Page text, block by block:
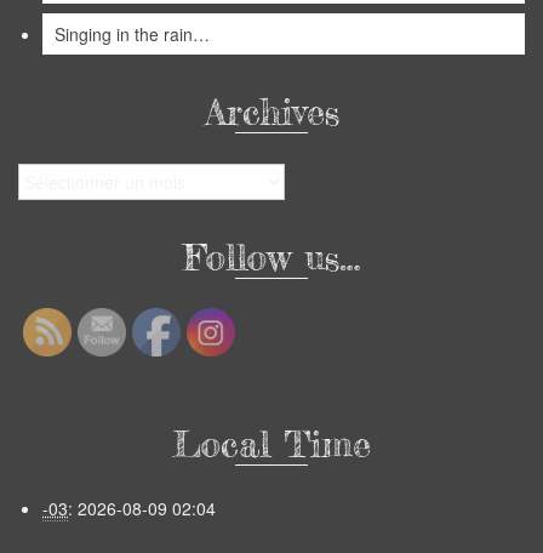
Singing in the rain…
Archives
Follow us…
Local Time
-03: 2026-08-09 02:04